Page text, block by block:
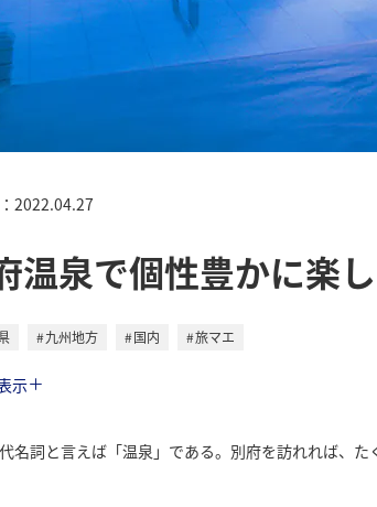
2022.04.27
温泉で個性豊かに楽
九州地方 国内
旅マエ
示
名詞と言えば「温泉」である。別府を訪れれば、